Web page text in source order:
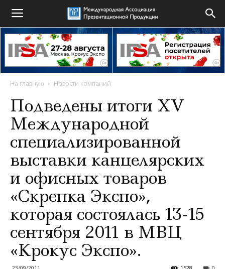
На главную Новости компаний
Подведены итоги XV
Международной
специализированной
выставки канцелярских
и офисных товаров
«Скрепка Экспо»,
которая состоялась 13-15
сентября 2011 в МВЦ
«Крокус Экспо».